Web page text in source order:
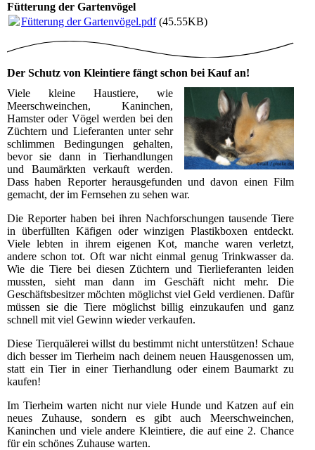
Fütterung der Gartenvögel
Fütterung der Gartenvögel.pdf(45.55KB)
Der Schutz von Kleintiere fängt schon bei Kauf an!
Viele kleine Haustiere, wie
Meerschweinchen, Kaninchen,
Hamster oder Vögel werden bei den
Züchtern und Lieferanten unter sehr
schlimmen Bedingungen gehalten,
bevor sie dann in Tierhandlungen
und Baumärkten verkauft werden.
Dass haben Reporter herausgefunden und davon einen Film
gemacht, der im Fernsehen zu sehen war.
Die Reporter haben bei ihren Nachforschungen tausende Tiere
in überfüllten Käfigen oder winzigen Plastikboxen entdeckt.
Viele lebten in ihrem eigenen Kot, manche waren verletzt,
andere schon tot. Oft war nicht einmal genug Trinkwasser da.
Wie die Tiere bei diesen Züchtern und Tierlieferanten leiden
mussten, sieht man dann im Geschäft nicht mehr. Die
Geschäftsbesitzer möchten möglichst viel Geld verdienen. Dafür
müssen sie die Tiere möglichst billig einzukaufen und ganz
schnell mit viel Gewinn wieder verkaufen.
Diese Tierquälerei willst du bestimmt nicht unterstützen! Schaue
dich besser im Tierheim nach deinem neuen Hausgenossen um,
statt ein Tier in einer Tierhandlung oder einem Baumarkt zu
kaufen!
Im Tierheim warten nicht nur viele Hunde und Katzen auf ein
neues Zuhause, sondern es gibt auch Meerschweinchen,
Kaninchen und viele andere Kleintiere, die auf eine 2. Chance
für ein schönes Zuhause warten.